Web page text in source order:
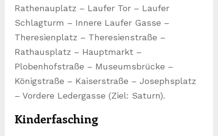
Rathenauplatz – Laufer Tor – Laufer
Schlagturm – Innere Laufer Gasse –
Theresienplatz – Theresienstraße –
Rathausplatz – Hauptmarkt –
Plobenhofstraße – Museumsbrücke –
Königstraße – Kaiserstraße – Josephsplatz
– Vordere Ledergasse (Ziel: Saturn).
Kinderfasching